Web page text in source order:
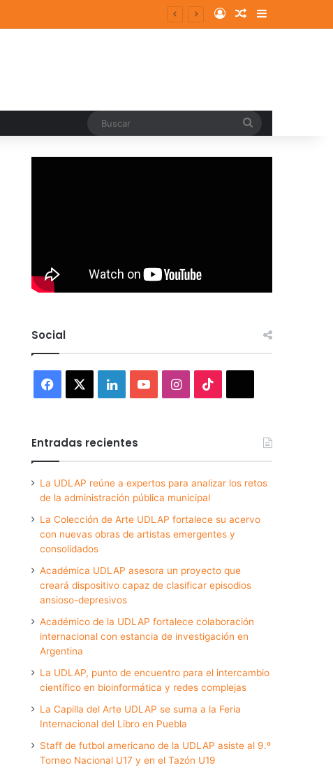
Log InRandom Article
Sidebar
Social
Facebook LinkedInYouTubeInstagram
Entradas recientes
La UDLAP reúne a expertos para analizar los retos
de la administración pública municipal
La Colección de Arte UDLAP fortalece su acervo
con nuevas obras de artistas emergentes y
consolidados
Académica UDLAP asesora un proyecto que
creará dispositivo capaz de clasificar episodios
ansioso-depresivos
Académico de la UDLAP fortalece colaboración
internacional con estancia de investigación en
Argentina
La UDLAP, punto de encuentro para el intercambio
científico en bioinformática y redes complejas
La Capilla del Arte UDLAP se suma a la Feria
Internacional del Libro en Puebla
Staff de futbol americano de la UDLAP asiste al 9.º
Torneo Nacional U17 y en el Tazón U19